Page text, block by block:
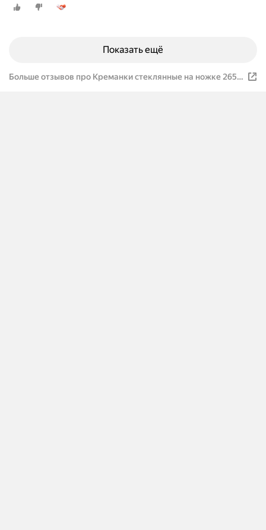
Показать ещё
Больше отзывов про Креманки стеклянные на ножке 265